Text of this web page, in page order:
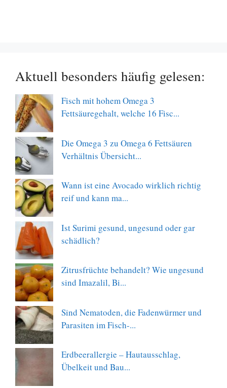
Aktuell besonders häufig gelesen:
Fisch mit hohem Omega 3
Fettsäuregehalt, welche 16 Fisc...
Die Omega 3 zu Omega 6 Fettsäuren
Verhältnis Übersicht...
Wann ist eine Avocado wirklich richtig
reif und kann ma...
Ist Surimi gesund, ungesund oder gar
schädlich?
Zitrusfrüchte behandelt? Wie ungesund
sind Imazalil, Bi...
Sind Nematoden, die Fadenwürmer und
Parasiten im Fisch-...
Erdbeerallergie – Hautausschlag,
Übelkeit und Bau...